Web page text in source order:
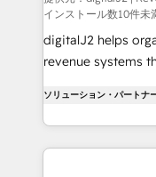
インストール数10件未
digitalJ2 helps
revenue systems
Partner, we
planning and
the operational
ソリューション・パートナ